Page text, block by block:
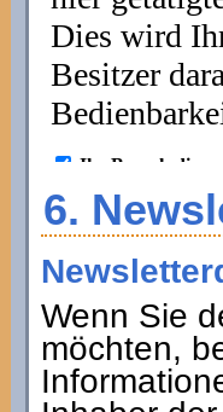
6.
Wenn Sie
möchten,